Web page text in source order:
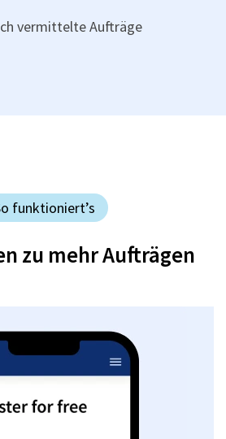
vermittelte Aufträge
funktioniert’s
zu mehr Aufträgen